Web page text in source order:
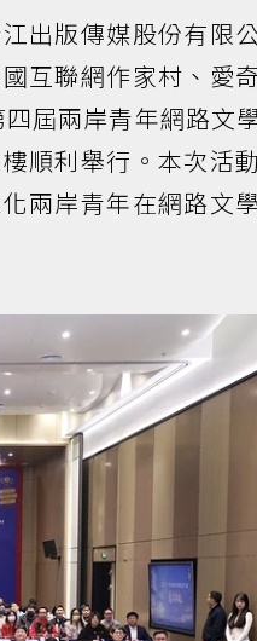
出版傳媒股份有限
互聯網作家村、愛
屆兩岸青年網路文
順利舉行。本次活
兩岸青年在網路文